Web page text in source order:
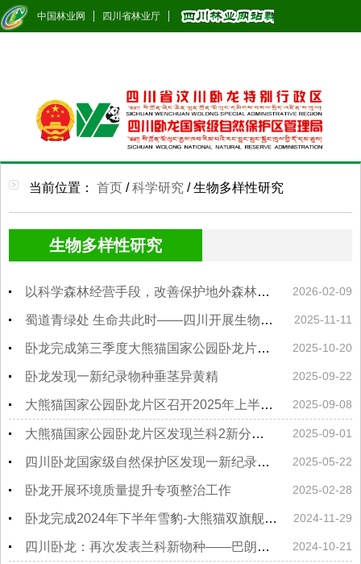
中国林业网 四川省林业厅
当前位置： 首页 /科学研究 /生物多样性研究
生物多样性研究
2026-02-09
以科学森林经营手段，改善保护地外森林的生物多样性水平
2025-11-11
蜀道青绿处 生命共此时——四川开展生物多样性保护工作综述
2025-10-20
卧龙完成第三季度大熊猫国家公园卧龙片区固定样线巡护监测数据统计工作
2025-09-22
卧龙发现一新纪录物种垂茎异黄精
2025-09-08
大熊猫国家公园卧龙片区召开2025年上半年 保护工作会议
2025-09-01
大熊猫国家公园卧龙片区发现兰科2新分布种——兜蕊兰和剑唇兜蕊兰
2025-05-22
四川卧龙国家级自然保护区发现一新纪录物种四川异黄精
2025-02-28
卧龙开展环境质量提升专项整治工作
2024-11-29
卧龙完成2024年下半年雪豹-大熊猫双旗舰物种网格化野外监测工作
2024-10-21
四川卧龙：再次发表兰科新物种——巴朗山盆距兰